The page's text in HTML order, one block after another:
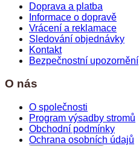
Doprava a platba
Informace o dopravě
Vrácení a reklamace
Sledování objednávky
Kontakt
Bezpečnostní upozornění
O nás
O společnosti
Program výsadby stromů
Obchodní podmínky
Ochrana osobních údajů